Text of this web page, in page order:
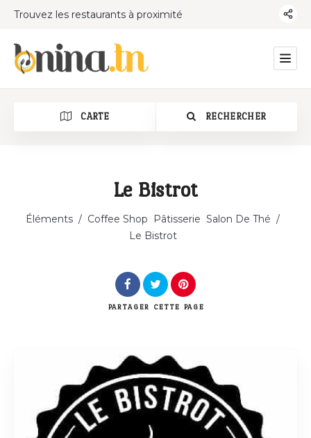
Trouvez les restaurants à proximité
CARTE RECHERCHER
Catégorie
Rechercher
Le Bistrot
Éléments / Coffee Shop Pâtisserie Salon De Thé /
Le Bistrot
PARTAGER CETTE PAGE